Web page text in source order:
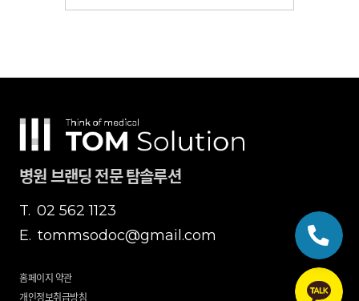
병원 브랜딩 전문 탐솔루션
T. 02 562 1123
E. tommsodoc@gmail.com
홈페이지 약관
개인정보취급방침